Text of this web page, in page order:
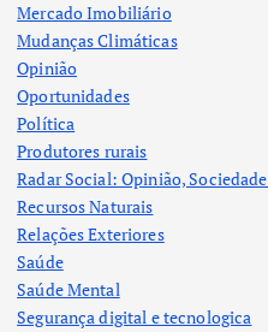
Mercado Imobiliário
Mudanças Climáticas
Opinião
Oportunidades
Política
Produtores rurais
Radar Social: Opinião,
Recursos Naturais
Relações Exteriores
Saúde
Saúde Mental
Segurança digital e tecnologica